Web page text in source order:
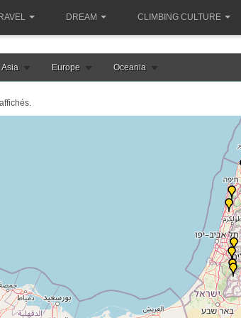
DREAM CLIMBING CULTURE
Asia Europe Oceania